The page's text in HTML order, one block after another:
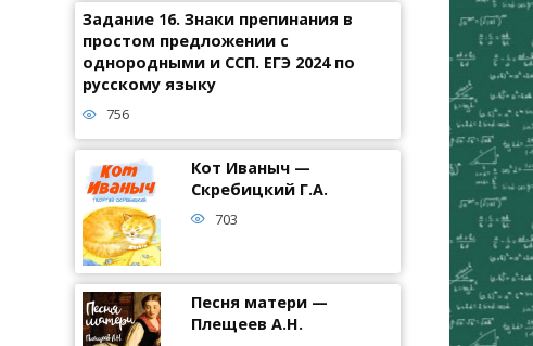
Задание 16. Знаки препинания в
простом предложении с
однородными и ССП. ЕГЭ 2024 по
русскому языку
756
Кот Иваныч —
Скребицкий Г.А.
703
Песня матери —
Плещеев А.Н.